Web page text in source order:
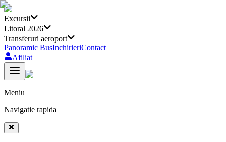
Excursii
Litoral 2026
Transferuri aeroport
Panoramic BusInchirieriContact
Afiliat
Meniu
Navigatie rapida